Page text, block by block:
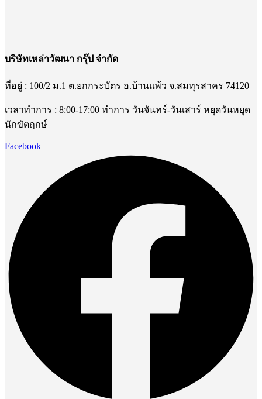
บริษัทเหล่าวัฒนา กรุ๊ป จำกัด
ที่อยู่ : 100/2 ม.1 ต.ยกกระบัตร อ.บ้านแพ้ว จ.สมทุรสาคร 74120
เวลาทำการ : 8:00-17:00 ทำการ วันจันทร์-วันเสาร์ หยุดวันหยุด
นักขัตฤกษ์
Facebook